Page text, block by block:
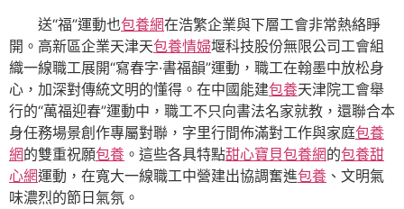
送“福”運動也包養網在浩繁企業與下層工會非常熱絡睜
開。高新區企業天津天包養情婦堰科技股份無限公司工會組
織一線職工展開“寫春字·書福韻”運動，職工在翰墨中放松身
心，加深對傳統文明的懂得。在中國能建包養天津院工會舉
行的“萬福迎春”運動中，職工不只向書法名家就教，還聯合本
身任務場景創作專屬對聯，字里行間佈滿對工作與家庭包養
網的雙重祝願包養 。這些各具特點甜心寶貝包養網的包養甜
心網運動，在寬大一線職工中營建出協調奮進包養 、文明氣
味濃烈的節日氣氛。